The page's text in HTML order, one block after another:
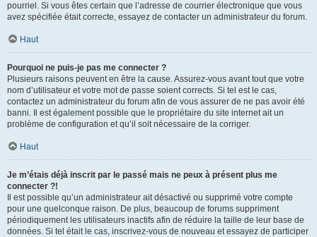
pourriel. Si vous êtes certain que l’adresse de courrier électronique que vous
avez spécifiée était correcte, essayez de contacter un administrateur du forum.
Haut
Pourquoi ne puis-je pas me connecter ?
Plusieurs raisons peuvent en être la cause. Assurez-vous avant tout que votre
nom d’utilisateur et votre mot de passe soient corrects. Si tel est le cas,
contactez un administrateur du forum afin de vous assurer de ne pas avoir été
banni. Il est également possible que le propriétaire du site internet ait un
problème de configuration et qu’il soit nécessaire de la corriger.
Haut
Je m’étais déjà inscrit par le passé mais ne peux à présent plus me
connecter ?!
Il est possible qu’un administrateur ait désactivé ou supprimé votre compte
pour une quelconque raison. De plus, beaucoup de forums suppriment
périodiquement les utilisateurs inactifs afin de réduire la taille de leur base de
données. Si tel était le cas, inscrivez-vous de nouveau et essayez de participer